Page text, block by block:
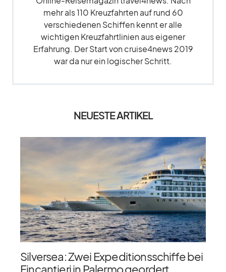
mehr als 110 Kreuzfahrten auf rund 60
verschiedenen Schiffen kennt er alle
wichtigen Kreuzfahrtlinien aus eigener
Erfahrung. Der Start von cruise4news 2019
war da nur ein logischer Schritt.
NEUESTE ARTIKEL
Silversea: Zwei Expeditionsschiffe bei
Fincantieri in Palermo geordert